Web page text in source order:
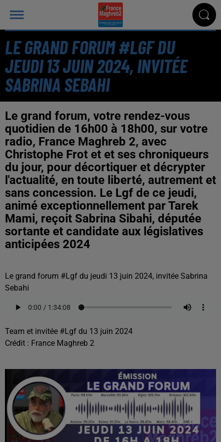
LE GRAND FORUM #LGF DU
JEUDI 13 JUIN 2024, INVITÉE
SABRINA SEBAHI
Le grand forum, votre rendez-vous
quotidien de 16h00 à 18h00, sur votre
radio, France Maghreb 2, avec
Christophe Frot et et ses chroniqueurs
du jour, pour décortiquer et décrypter
l'actualité, en toute liberté, autrement et
sans concession. Le Lgf de ce jeudi,
animé exceptionnellement par Tarek
Mami, reçoit Sabrina Sibahi, députée
sortante et candidate aux législatives
anticipées 2024
Le grand forum #Lgf du jeudi 13 juin 2024, invitée Sabrina
Sebahi
Team et invitée #Lgf du 13 juin 2024
Crédit : France Maghreb 2